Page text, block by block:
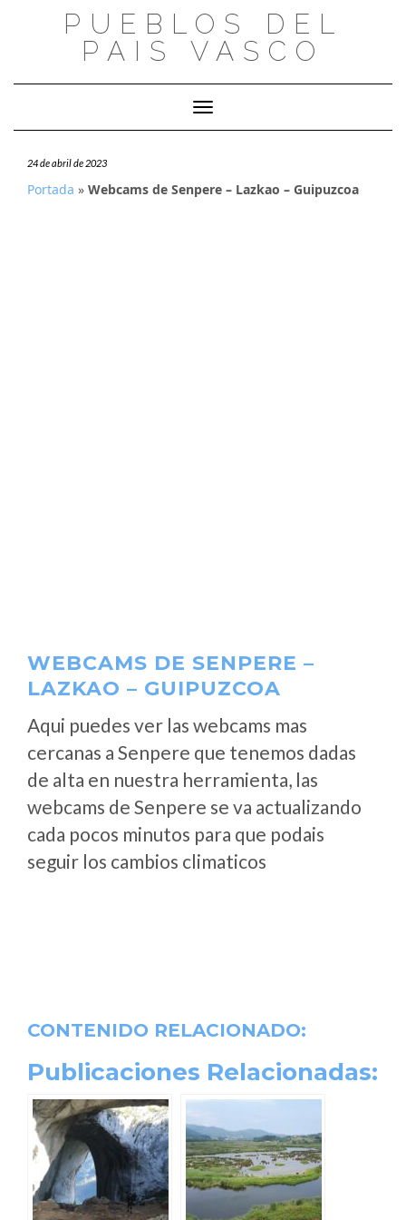
PUEBLOS DEL
PAIS VASCO
Cambiar modo de navegación
24 de abril de 2023
Portada » Webcams de Senpere – Lazkao – Guipuzcoa
WEBCAMS DE SENPERE –
LAZKAO – GUIPUZCOA
Aqui puedes ver las webcams mas
cercanas a Senpere que tenemos dadas
de alta en nuestra herramienta, las
webcams de Senpere se va actualizando
cada pocos minutos para que podais
seguir los cambios climaticos
CONTENIDO RELACIONADO:
Publicaciones Relacionadas: